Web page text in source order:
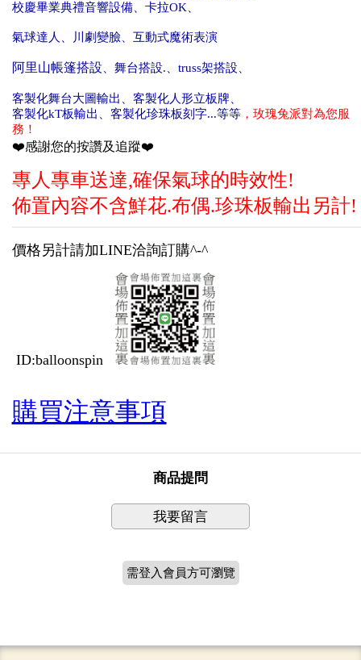
校慶畢業典禮音響設備、 卡拉OK
氣球達人 、川劇變臉、互動式魔術表演
阿里山帳篷搭設 、舞台搭設. 、truss架搭設、
客製化舞台大圖輸出 客製化人形立板牌、
客製化kT板輸出 客製化珍珠板刻字...等等，玫瑰兔派對為您服
務！
❤️感謝您的按讚及追蹤❤️
專人專車送達,確保氣球的時效性!
佈置內容不含鮮花.布偶.珍珠板輸出另計!
價格另計請加LINE洽詢訂購^-^
ID:balloonspin
購買注意事項
商品提問
我要留言
需登入會員方可瀏覽